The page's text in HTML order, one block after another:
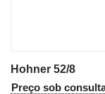
Hohner 52/8
Preço sob